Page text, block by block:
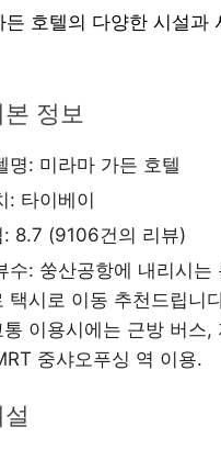
든 호텔의 다양한 시설과
정보
명: 미라마 가든 호텔
: 타이베이
: 8.7 (9106건의 리뷰)
수: 쑹산공항에 내리시
택시로 이동 추천드립니
이용시에는 근방 버스,
중샤오푸싱 역 이용.